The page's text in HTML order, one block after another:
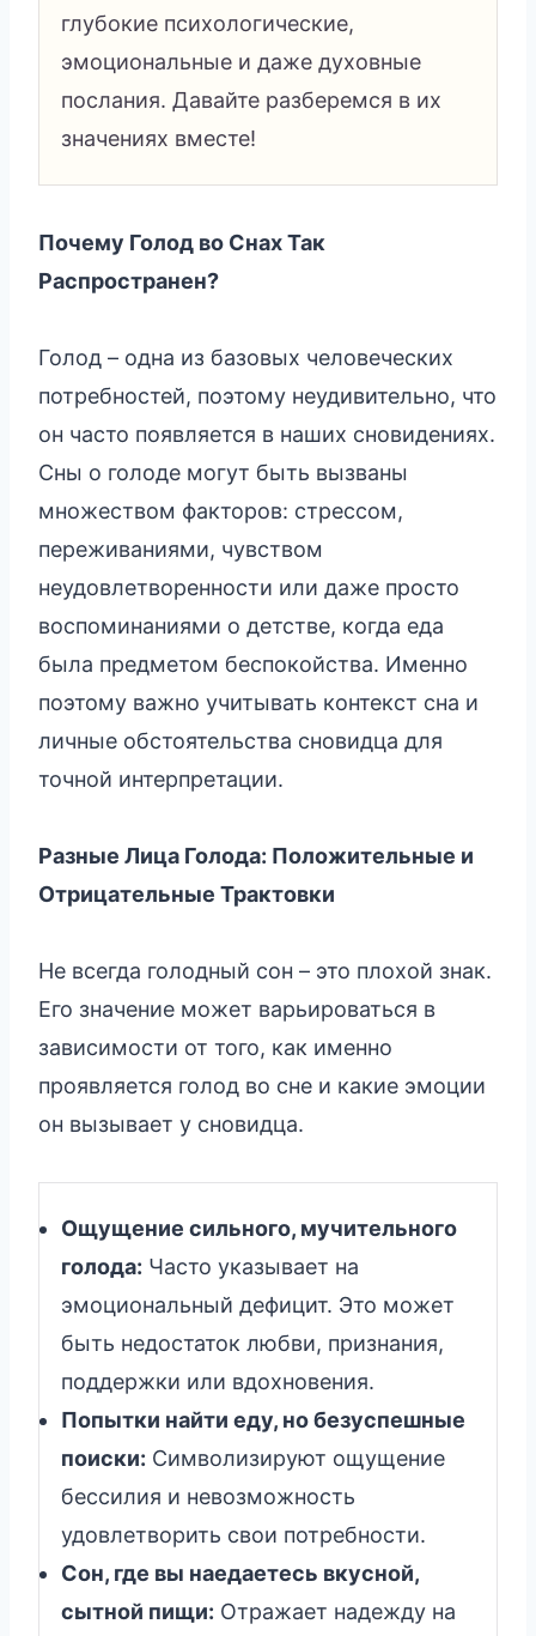
глубокие психологические,
эмоциональные и даже духовные
послания. Давайте разберемся в их
значениях вместе!
Почему Голод во Снах Так
Распространен?
Голод – одна из базовых человеческих
потребностей, поэтому неудивительно, что
он часто появляется в наших сновидениях.
Сны о голоде могут быть вызваны
множеством факторов: стрессом,
переживаниями, чувством
неудовлетворенности или даже просто
воспоминаниями о детстве, когда еда
была предметом беспокойства. Именно
поэтому важно учитывать контекст сна и
личные обстоятельства сновидца для
точной интерпретации.
Разные Лица Голода: Положительные и
Отрицательные Трактовки
Не всегда голодный сон – это плохой знак.
Его значение может варьироваться в
зависимости от того, как именно
проявляется голод во сне и какие эмоции
он вызывает у сновидца.
Ощущение сильного, мучительного
голода: Часто указывает на
эмоциональный дефицит. Это может
быть недостаток любви, признания,
поддержки или вдохновения.
Попытки найти еду, но безуспешные
поиски: Символизируют ощущение
бессилия и невозможность
удовлетворить свои потребности.
Сон, где вы наедаетесь вкусной,
сытной пищи: Отражает надежду на